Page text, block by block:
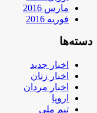
مارس 2016
فوریه 2016
دسته‌ها
اخبار جدید
اخبار زنان
اخبار مردان
اروپا
تیم ملی